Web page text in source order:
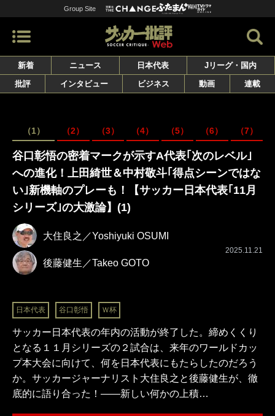
Group Site
新着 ニュース 日本代表
Jリーグ・国内
批評
インタビュー ビジネス 動画 連載
（1） （2） （3） （4） （5） （6） （7）
谷口彰悟の密着マークが示すA代表｢次のレベル｣
への進化！上田綺世＆中村敬斗｢得点シーンではな
い｣新機軸のプレーも！【サッカー日本代表｢11月
シリーズ｣の大激論】(1)
大住良之／Yoshiyuki OSUMI
後藤健生／Takeo GOTO
2025.11.21
日本代表 谷口彰悟 Ｗ杯
サッカー日本代表の年内の活動が終了した。締めくくり
となる１１月シリーズの２試合は、来年のワールドカッ
プ本大会に向けて、何を日本代表にもたらしたのだろう
か。サッカージャーナリスト大住良之と後藤健生が、徹
底的に語り合った！――新しい何かの上積…